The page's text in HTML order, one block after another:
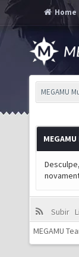
Home
MEGAMU
Subir
MEGAMU